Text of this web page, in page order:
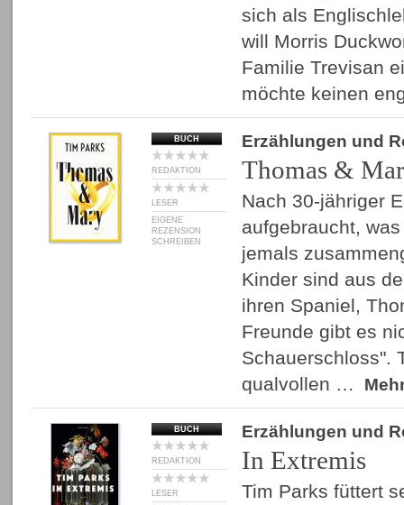
sich als
will Morris
Familie Trevisan
möchte keinen
BUCH
REDAKTION
LESER
EIGENE
REZENSION
SCHREIBEN
Erzählungen und
Thomas &
Nach 30-jähriger
aufgebraucht,
jemals
Kinder sind aus
ihren Spaniel,
Freunde gibt es
Schauerschloss".
qualvollen …
BUCH
REDAKTION
LESER
Erzählungen und
In Extremis
Tim Parks füttert